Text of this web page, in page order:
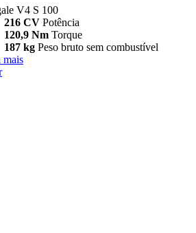
V4 S 100
216 CV Potência
120,9 Nm Torque
187 kg Peso bruto sem combustível
mais